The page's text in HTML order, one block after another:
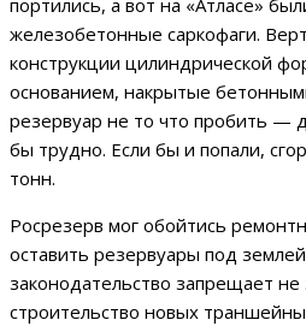
портились, а вот на «Атласе»
железобетонные саркофаги.
конструкции цилиндрической
основанием, накрытые
резервуар не то что пробить —
бы трудно. Если бы и попали,
тонн.
Росрезерв мог обойтись
оставить резервуары под
законодательство запрещает не
строительство новых